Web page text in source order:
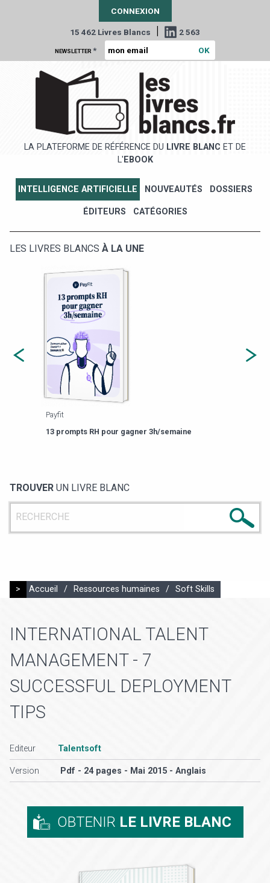
CONNEXION
15 462 Livres Blancs | 2 563
NEWSLETTER *
LA PLATEFORME DE RÉFÉRENCE DU LIVRE BLANC ET DE
L' EBOOK
INTELLIGENCE ARTIFICIELLE NOUVEAUTÉS DOSSIERS
ÉDITEURS CATÉGORIES
LES LIVRES BLANCS À LA UNE
Payfit
13 prompts RH pour gagner 3h/semaine
TROUVER UN LIVRE BLANC
> Accueil / Ressources humaines / Soft Skills
INTERNATIONAL TALENT
MANAGEMENT - 7
SUCCESSFUL DEPLOYMENT
TIPS
Editeur Talentsoft
Version Pdf - 24 pages - Mai 2015 - Anglais
OBTENIR LE LIVRE BLANC